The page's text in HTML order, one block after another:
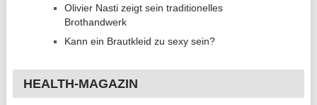
Olivier Nasti zeigt sein traditionelles
Brothandwerk
Kann ein Brautkleid zu sexy sein?
HEALTH-MAGAZIN